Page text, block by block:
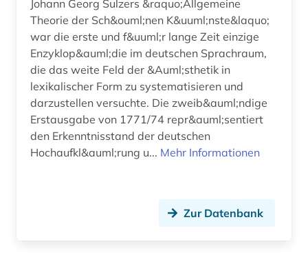
englische literatur (1)
enzyklopädie (2)
epik (1)
ereignis (1)
erinnerung (1)
erlebnisbericht (3)
ernst theodor amadeus (1)
erschließung (2)
Johann Georg Sulzers &raquo;Allgemeine
Theorie der Sch&ouml;nen K&uuml;nste&laquo;
war die erste und f&uuml;r lange Zeit einzige
Enzyklop&auml;die im deutschen Sprachraum,
die das weite Feld der &Auml;sthetik in
lexikalischer Form zu systematisieren und
darzustellen versuchte. Die zweib&auml;ndige
Erstausgabe von 1771/74 repr&auml;sentiert
den Erkenntnisstand der deutschen
Hochaufkl&auml;rung u... Mehr Informationen
Zur Datenbank